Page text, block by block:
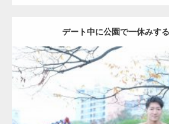
デート中に公園で一休みす
Update:2021.07.6
Category:公園のマッチョ その他